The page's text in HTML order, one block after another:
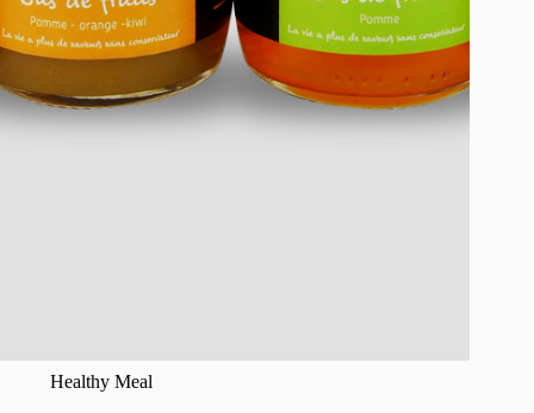
Healthy Meal